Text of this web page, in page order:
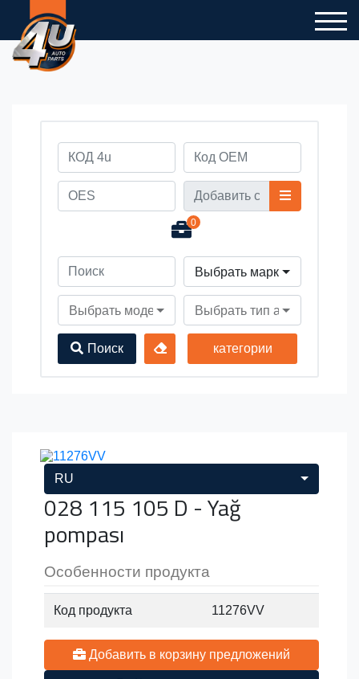
0
Выбрать марку
Выбрать модель автомобиляВыбрать тип автомобиля
Поиск категории
RU
028 115 105 D - Yağ
pompası
Особенности продукта
Код продукта 11276VV
Добавить в корзину предложений